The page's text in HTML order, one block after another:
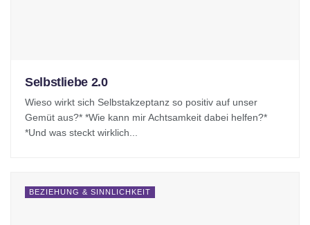
Selbstliebe 2.0
Wieso wirkt sich Selbstakzeptanz so positiv auf unser
Gemüt aus?* *Wie kann mir Achtsamkeit dabei helfen?*
*Und was steckt wirklich...
BEZIEHUNG & SINNLICHKEIT